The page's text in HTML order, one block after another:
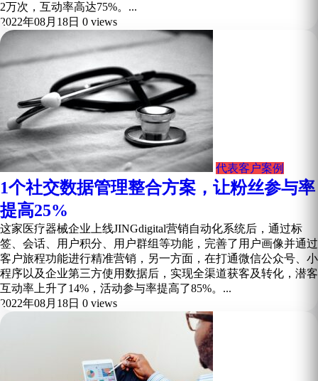
2万次，互动率高达75%。...
2022年08月18日 0 views
代表客户案例
1个社交数据管理整合方案，让粉丝参与率
提高25%
这家医疗器械企业上线JINGdigital营销自动化系统后，通过标
签、会话、用户积分、用户群组等功能，完善了用户画像并通过
客户旅程功能进行精准营销，另一方面，在打通微信公众号、小
程序以及企业第三方使用数据后，实现全渠道获客及转化，潜客
互动率上升了14%，活动参与率提高了85%。...
2022年08月18日 0 views